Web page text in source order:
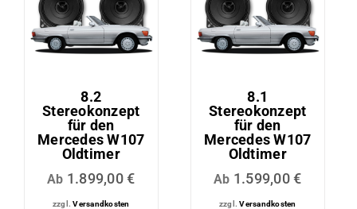
8.2
Stereokonzept
für den
Mercedes W107
Oldtimer
Ab 1.899,00€
zzgl.Versandkosten
8.1
Stereokonzept
für den
Mercedes W107
Oldtimer
Ab 1.599,00€
zzgl.Versandkosten